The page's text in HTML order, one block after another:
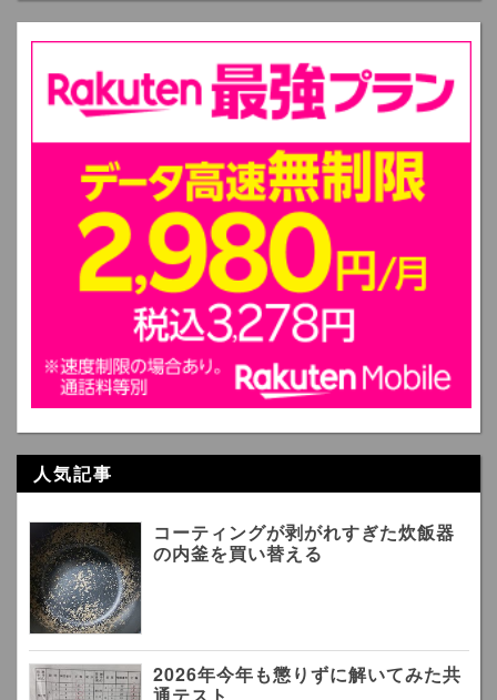
人気記事
コーティングが剥がれすぎた炊飯器
の内釜を買い替える
2026年今年も懲りずに解いてみた共